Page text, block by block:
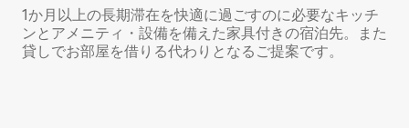
1か月以上の長期滞在を快適に過ごすのに必要なキッチ
ンとアメニティ・設備を備えた家具付きの宿泊先。また
貸しでお部屋を借りる代わりとなるご提案です。